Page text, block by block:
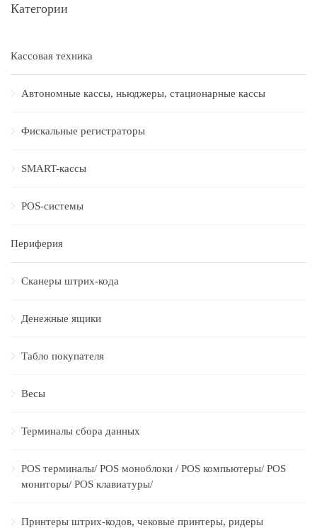
Категории
Кассовая техника
Автономные кассы, ньюджеры, стационарные кассы
Фискальные регистраторы
SMART-кассы
POS-системы
Периферия
Сканеры штрих-кода
Денежные ящики
Табло покупателя
Весы
Терминалы сбора данных
POS терминалы/ POS моноблоки / POS компьютеры/ POS
мониторы/ POS клавиатуры/
Принтеры штрих-кодов, чековые принтеры, ридеры